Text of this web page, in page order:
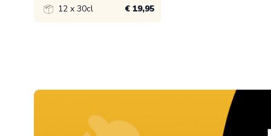
12 x 30cl € 19,95
1x € 19,95